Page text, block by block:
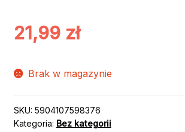
21,99 zł
Brak w magazynie
SKU: 5904107598376
Kategoria: Bez kategorii